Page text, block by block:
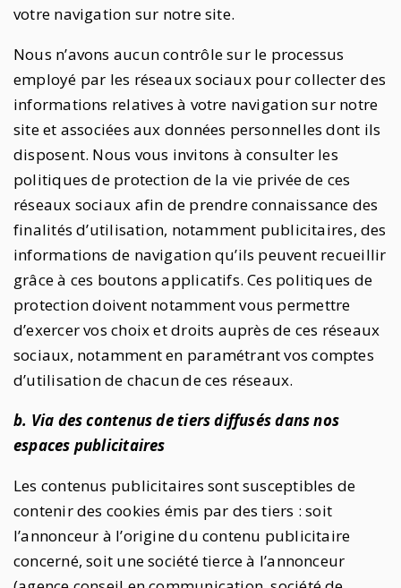
votre navigation sur notre site.
Nous n’avons aucun contrôle sur le processus
employé par les réseaux sociaux pour collecter des
informations relatives à votre navigation sur notre
site et associées aux données personnelles dont ils
disposent. Nous vous invitons à consulter les
politiques de protection de la vie privée de ces
réseaux sociaux afin de prendre connaissance des
finalités d’utilisation, notamment publicitaires, des
informations de navigation qu’ils peuvent recueillir
grâce à ces boutons applicatifs. Ces politiques de
protection doivent notamment vous permettre
d’exercer vos choix et droits auprès de ces réseaux
sociaux, notamment en paramétrant vos comptes
d’utilisation de chacun de ces réseaux.
b. Via des contenus de tiers diffusés dans nos
espaces publicitaires
Les contenus publicitaires sont susceptibles de
contenir des cookies émis par des tiers : soit
l’annonceur à l’origine du contenu publicitaire
concerné, soit une société tierce à l’annonceur